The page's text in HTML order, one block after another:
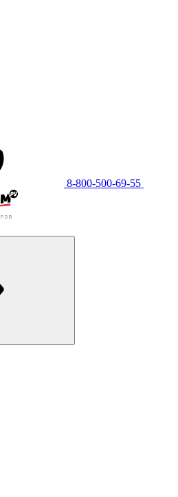
8-800-500-69-55